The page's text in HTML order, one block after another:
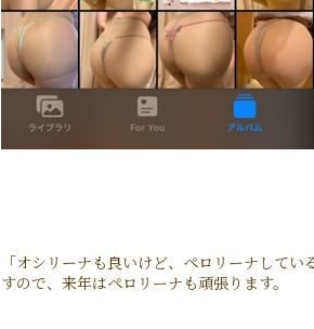
「オシリーナも良いけど、ペロリーナして
すので、来年はペロリーナも頑張ります。